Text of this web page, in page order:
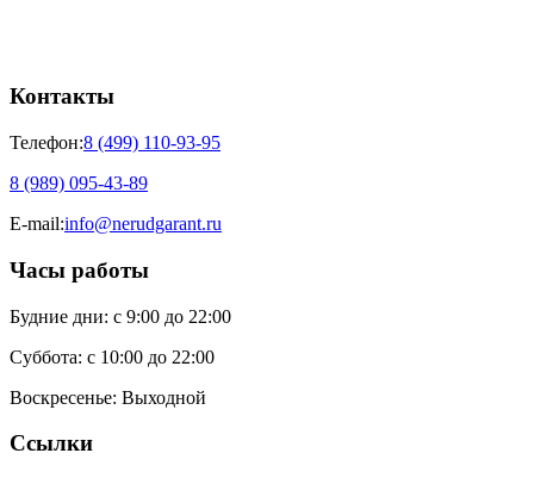
Контакты
Телефон:8 (499) 110-93-95
8 (989) 095-43-89
E-mail:info@nerudgarant.ru
Часы работы
Будние дни: с 9:00 до 22:00
Суббота: с 10:00 до 22:00
Воскресенье: Выходной
Ссылки